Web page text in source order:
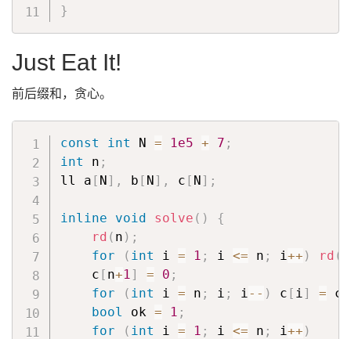
}
Just Eat It!
前后缀和，贪心。
const int N = 1e5 + 7 ;
int n ;
ll a [ N] , b [ N] , c [ N] ;
inline void solve ( )
{
rd ( n ) ;
for
( int i = 1 ; i <= n ; i++ ) rd (
    c
[ n+1] = 0 ;
for
( int i = n ; i ; i-- ) c [ i] = c
bool ok = 1 ;
for
( int i = 1 ; i <= n ; i++ )